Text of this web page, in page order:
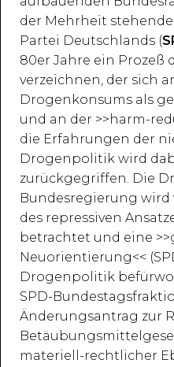
der Mehrheit
Partei Deutschlands (
80er Jahre ein Prozeß
verzeichnen, der sich
Drogenkonsums als
und an der >>harm-
die Erfahrungen der
Drogenpolitik wird
zurückgegriffen. Die
Bundesregierung wird
des repressiven
betrachtet und eine
Neuorientierung<<
Drogenpolitik
SPD-
Änderungsantrag zur
materiell-rechtlicher